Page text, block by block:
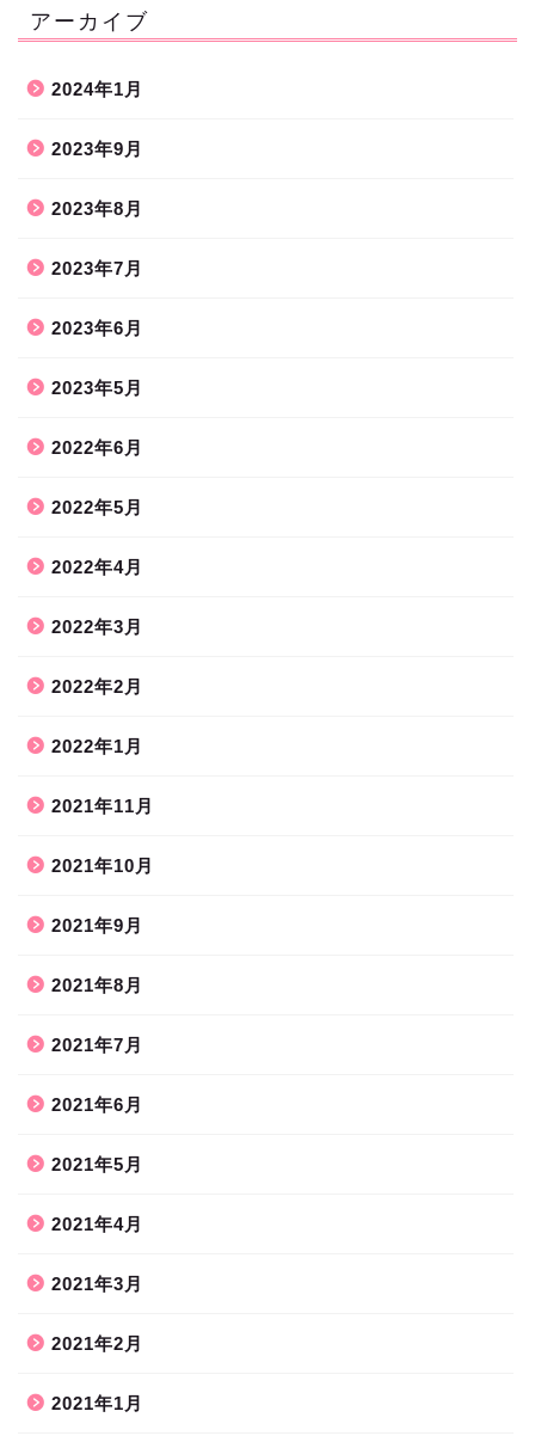
アーカイブ
2024年1月
2023年9月
2023年8月
2023年7月
2023年6月
2023年5月
2022年6月
2022年5月
2022年4月
2022年3月
2022年2月
2022年1月
2021年11月
2021年10月
2021年9月
2021年8月
2021年7月
2021年6月
2021年5月
2021年4月
2021年3月
2021年2月
2021年1月